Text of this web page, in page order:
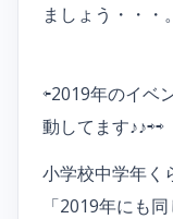
ましょう・・・
⇦2019年のイベ
動してます♪♪⇨⇨
小学校中学年く
「2019年にも